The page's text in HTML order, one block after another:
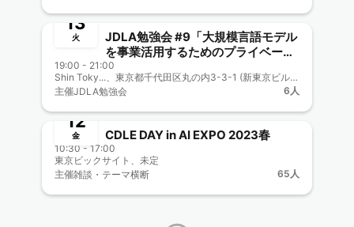
13
火
JDLA勉強会 #9「大規模言語モデル
を事業活用するためのプライベート
開発を可能にする技術」
19:00 - 21:00
Shin Toky...、東京都千代田区丸の内3-3-1 (新東京ビル4階)
主催JDLA勉強会 6人
終了
12
金 CDLE DAY in AI EXPO 2023春
10:30 - 17:00
東京ビックサイト、未定
主催雑談・テーマ横断 65人